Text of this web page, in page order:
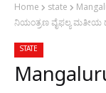
Home state
ನಿಯಂತ್ರಣ ವೈಫಲ್ಯ ಮತೀಯ
STATE